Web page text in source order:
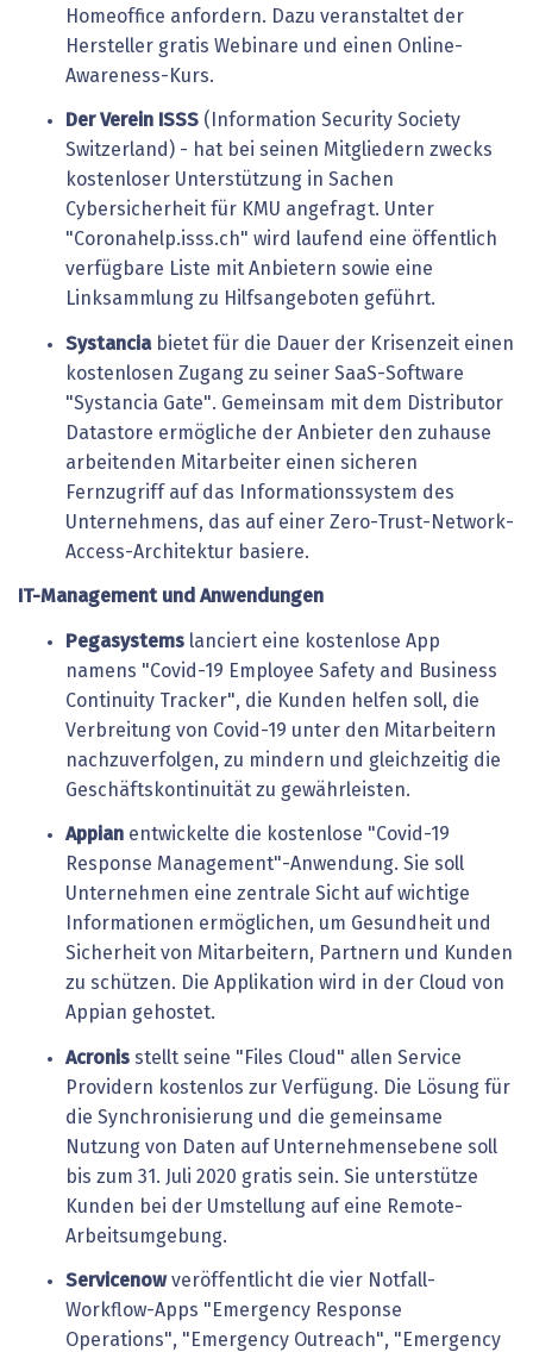
Homeoffice anfordern. Dazu veranstaltet der
Hersteller gratis Webinare und einen Online-
Awareness-Kurs.
Der Verein ISSS (Information Security Society
Switzerland) - hat bei seinen Mitgliedern zwecks
kostenloser Unterstützung in Sachen
Cybersicherheit für KMU angefragt. Unter
"Coronahelp.isss.ch" wird laufend eine öffentlich
verfügbare Liste mit Anbietern sowie eine
Linksammlung zu Hilfsangeboten geführt.
Systancia bietet für die Dauer der Krisenzeit einen
kostenlosen Zugang zu seiner SaaS-Software
"Systancia Gate". Gemeinsam mit dem Distributor
Datastore ermögliche der Anbieter den zuhause
arbeitenden Mitarbeiter einen sicheren
Fernzugriff auf das Informationssystem des
Unternehmens, das auf einer Zero-Trust-Network-
Access-Architektur basiere.
IT-Management und Anwendungen
Pegasystems lanciert eine kostenlose App
namens "Covid-19 Employee Safety and Business
Continuity Tracker", die Kunden helfen soll, die
Verbreitung von Covid-19 unter den Mitarbeitern
nachzuverfolgen, zu mindern und gleichzeitig die
Geschäftskontinuität zu gewährleisten.
Appian entwickelte die kostenlose "Covid-19
Response Management"-Anwendung. Sie soll
Unternehmen eine zentrale Sicht auf wichtige
Informationen ermöglichen, um Gesundheit und
Sicherheit von Mitarbeitern, Partnern und Kunden
zu schützen. Die Applikation wird in der Cloud von
Appian gehostet.
Acronis stellt seine "Files Cloud" allen Service
Providern kostenlos zur Verfügung. Die Lösung für
die Synchronisierung und die gemeinsame
Nutzung von Daten auf Unternehmensebene soll
bis zum 31. Juli 2020 gratis sein. Sie unterstütze
Kunden bei der Umstellung auf eine Remote-
Arbeitsumgebung.
Servicenowveröffentlicht die vier Notfall-
Workflow-Apps "Emergency Response
Operations", "Emergency Outreach", "Emergency